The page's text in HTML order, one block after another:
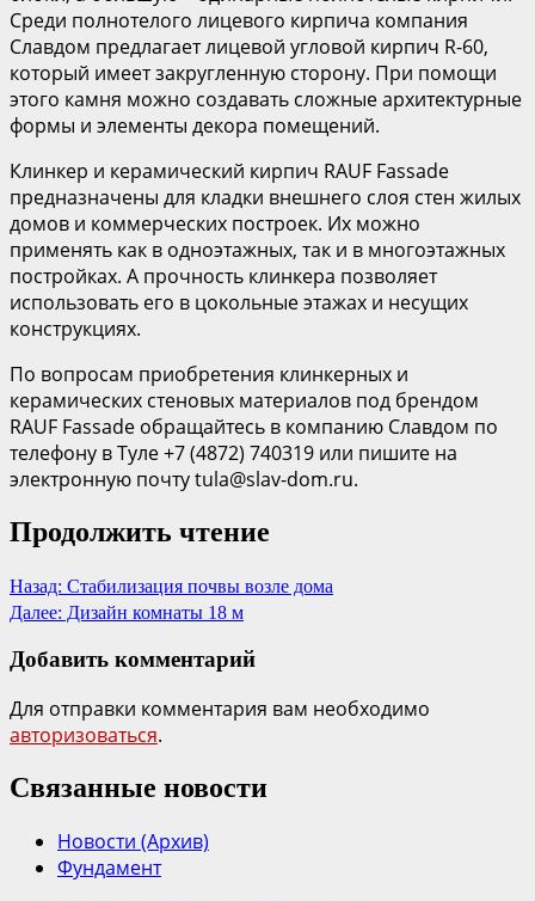
Среди полнотелого лицевого кирпича компания
Славдом предлагает лицевой угловой кирпич R-60,
который имеет закругленную сторону. При помощи
этого камня можно создавать сложные архитектурные
формы и элементы декора помещений.
Клинкер и керамический кирпич RAUF Fassade
предназначены для кладки внешнего слоя стен жилых
домов и коммерческих построек. Их можно
применять как в одноэтажных, так и в многоэтажных
постройках. А прочность клинкера позволяет
использовать его в цокольные этажах и несущих
конструкциях.
По вопросам приобретения клинкерных и
керамических стеновых материалов под брендом
RAUF Fassade обращайтесь в компанию Славдом по
телефону в Туле +7 (4872) 740319 или пишите на
электронную почту tula@slav-dom.ru.
Продолжить чтение
Назад: Стабилизация почвы возле дома
Далее: Дизайн комнаты 18 м
Добавить комментарий
Для отправки комментария вам необходимо
авторизоваться.
Связанные новости
Новости (Архив)
Фундамент